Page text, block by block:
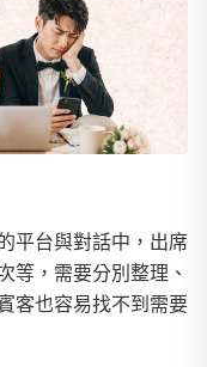
平台與對話中，出席
等，需要分別整理、
客也容易找不到需要